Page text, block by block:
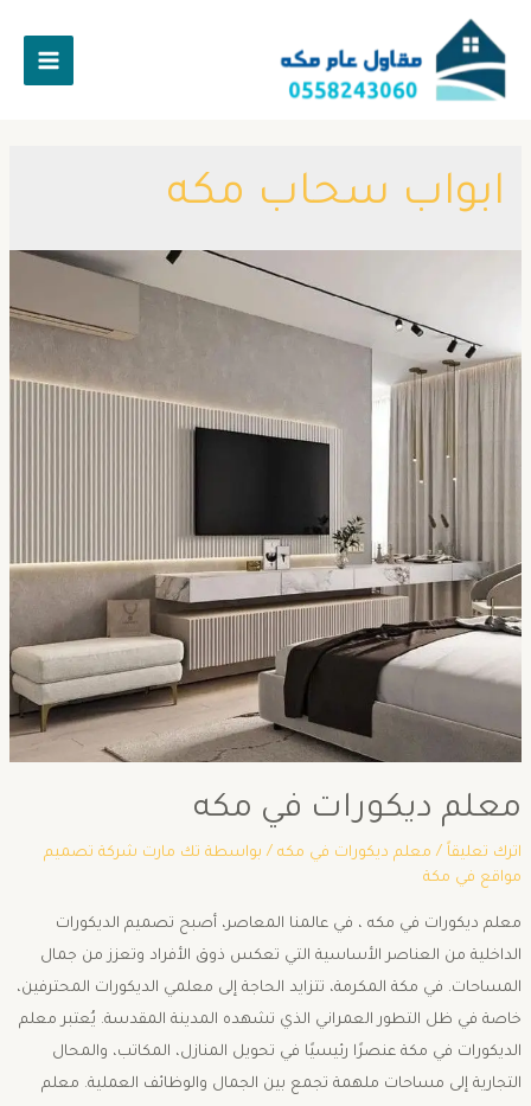
ابواب سحاب مكه
معلم ديكورات في مكه
اترك تعليقاً / معلم ديكورات في مكه/ بواسطة تك مارت شركة تصميم
مواقع في مكة
معلم ديكورات في مكه ، في عالمنا المعاصر، أصبح تصميم الديكورات
الداخلية من العناصر الأساسية التي تعكس ذوق الأفراد وتعزز من جمال
المساحات. في مكة المكرمة، تتزايد الحاجة إلى معلمي الديكورات المحترفين،
خاصة في ظل التطور العمراني الذي تشهده المدينة المقدسة. يُعتبر معلم
الديكورات في مكة عنصرًا رئيسيًا في تحويل المنازل، المكاتب، والمحال
التجارية إلى مساحات ملهمة تجمع بين الجمال والوظائف العملية. معلم